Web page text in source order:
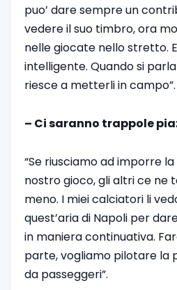
puo’ dare sempre un
vedere il suo timbro, ora
nelle giocate nello stretto.
intelligente. Quando si
riesce a metterli in campo”.
– Ci saranno trappole
“Se riusciamo ad imporre
nostro gioco, gli altri ce ne
meno. I miei calciatori li
quest’aria di Napoli per
in maniera continuativa.
parte, vogliamo pilotare la
da passeggeri”.